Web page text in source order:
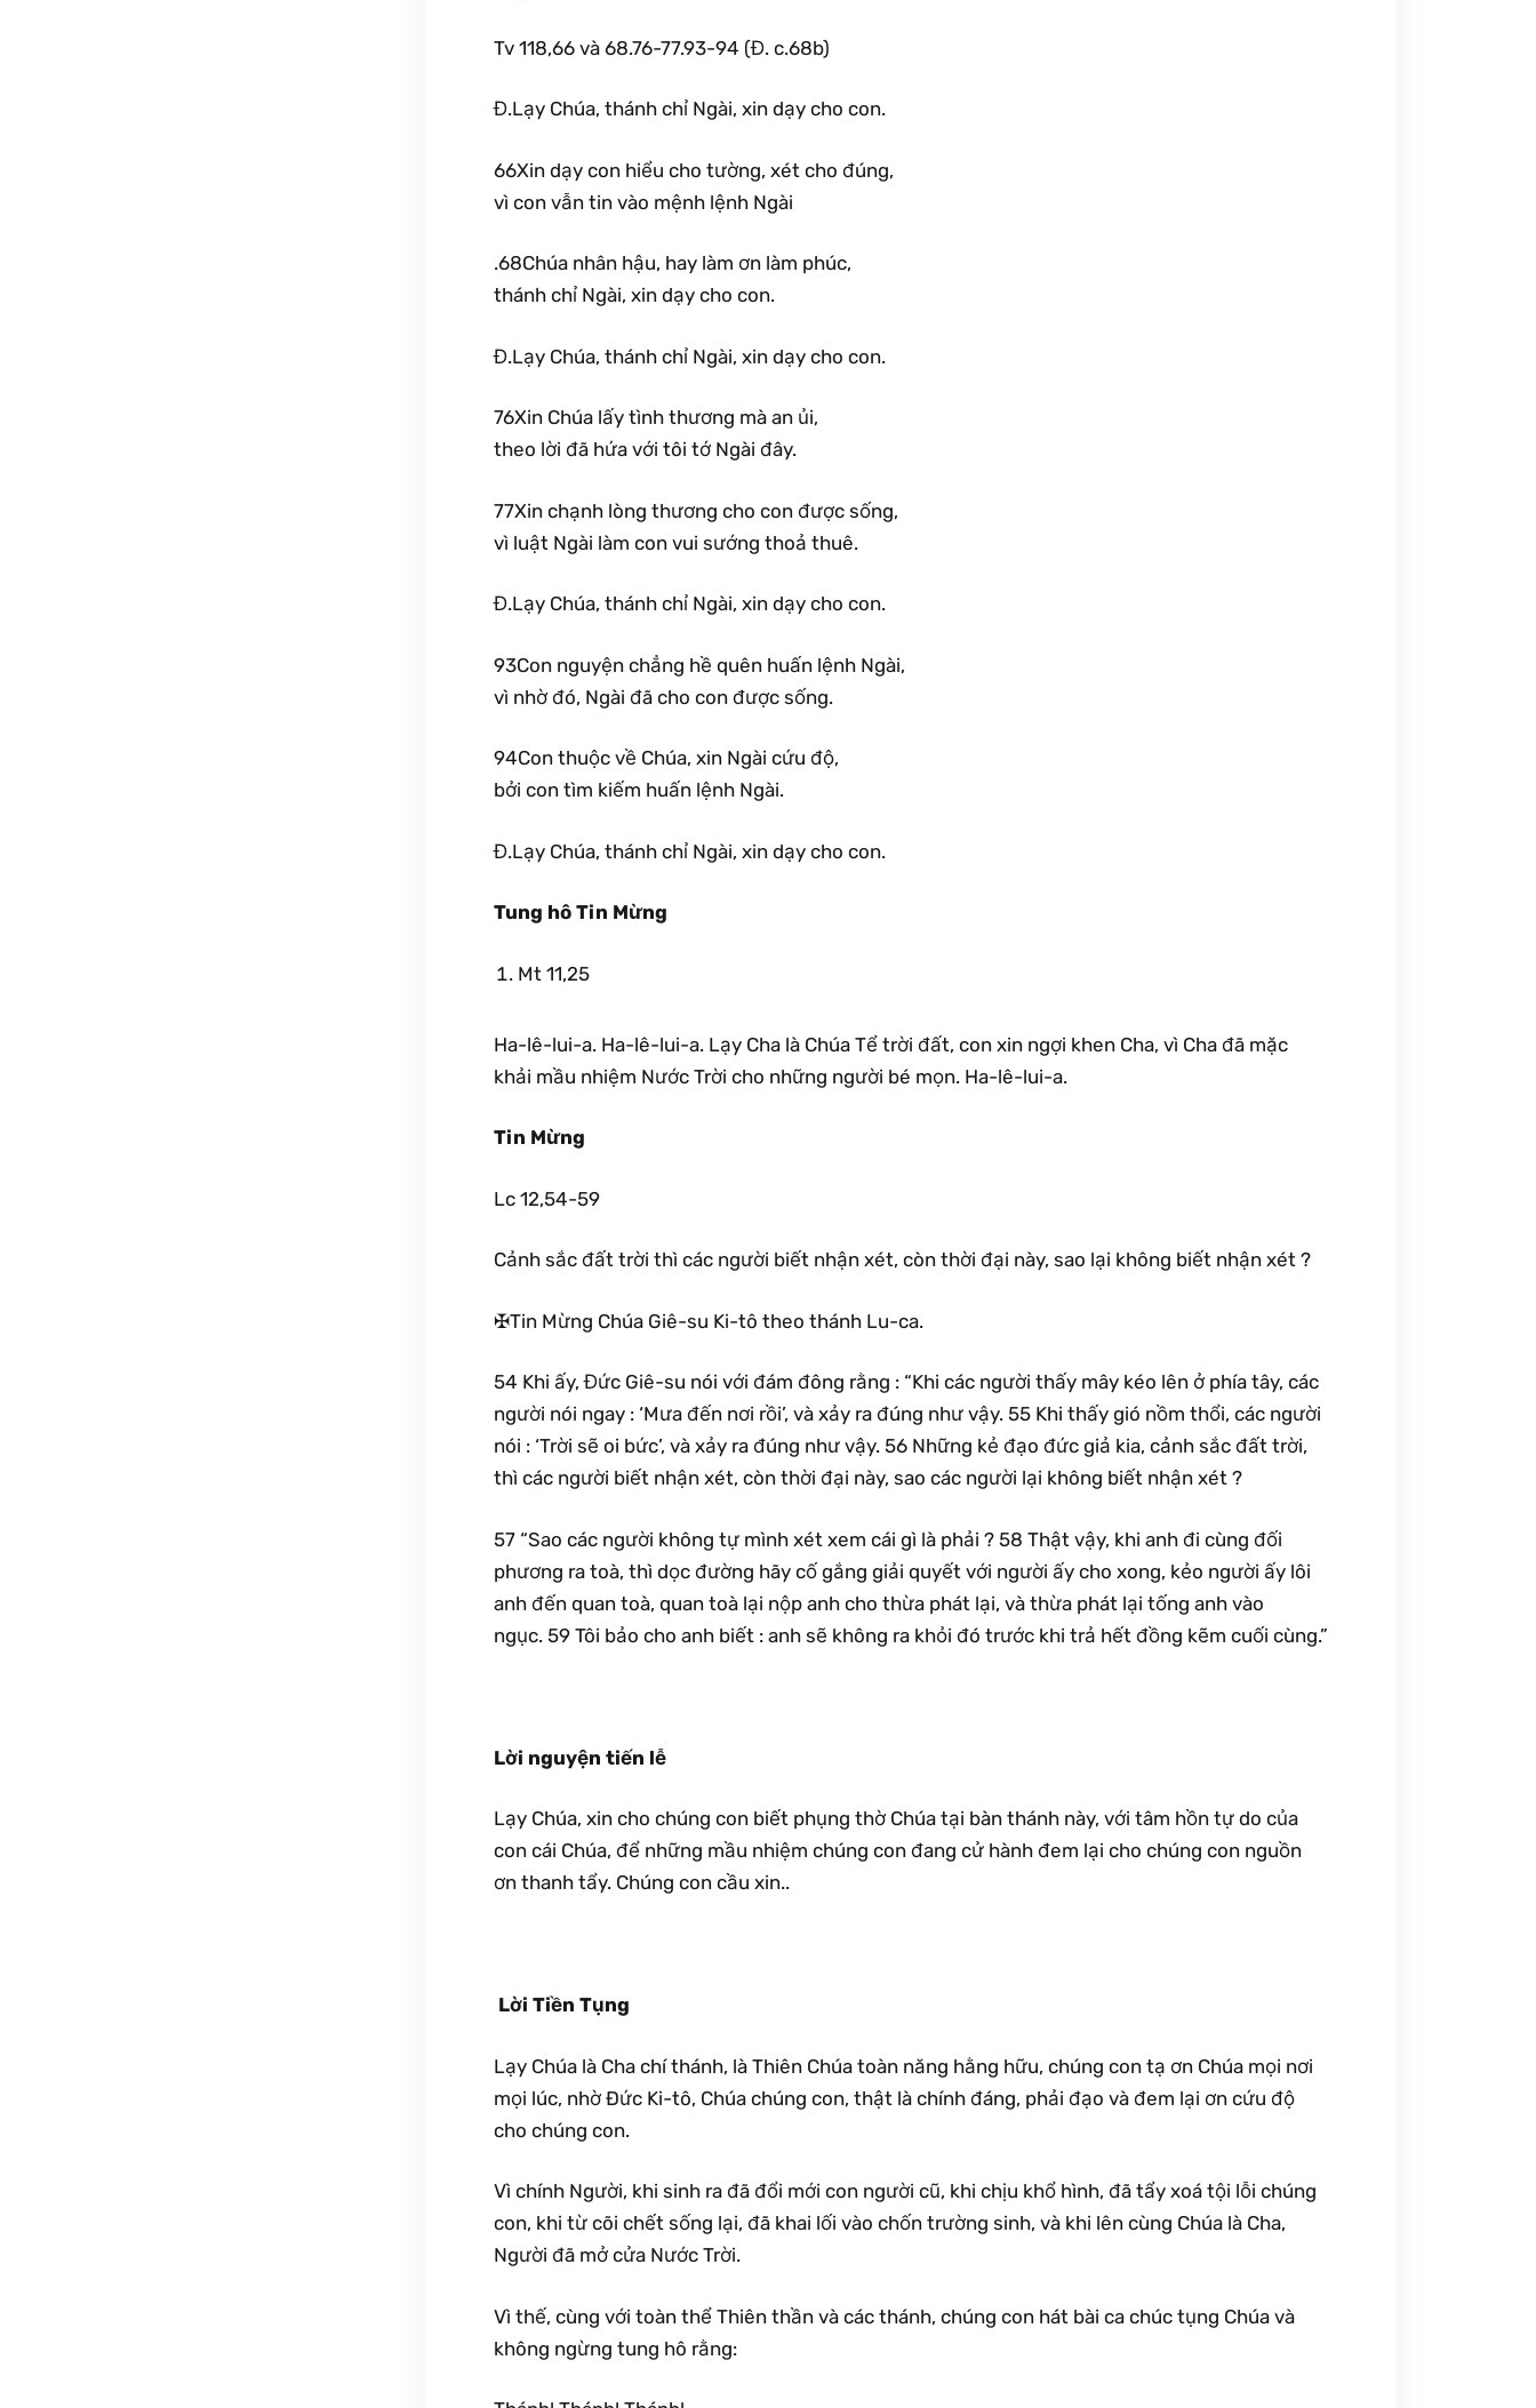
Tv 118,66 và 68.76-77.93-94 (Đ. c.68b)
Đ.Lạy Chúa, thánh chỉ Ngài, xin dạy cho con.
66Xin dạy con hiểu cho tường, xét cho đúng,
vì con vẫn tin vào mệnh lệnh Ngài
.68Chúa nhân hậu, hay làm ơn làm phúc,
thánh chỉ Ngài, xin dạy cho con.
Đ.Lạy Chúa, thánh chỉ Ngài, xin dạy cho con.
76Xin Chúa lấy tình thương mà an ủi,
theo lời đã hứa với tôi tớ Ngài đây.
77Xin chạnh lòng thương cho con được sống,
vì luật Ngài làm con vui sướng thoả thuê.
Đ.Lạy Chúa, thánh chỉ Ngài, xin dạy cho con.
93Con nguyện chẳng hề quên huấn lệnh Ngài,
vì nhờ đó, Ngài đã cho con được sống.
94Con thuộc về Chúa, xin Ngài cứu độ,
bởi con tìm kiếm huấn lệnh Ngài.
Đ.Lạy Chúa, thánh chỉ Ngài, xin dạy cho con.
Tung hô Tin Mừng
Mt 11,25
Ha-lê-lui-a. Ha-lê-lui-a. Lạy Cha là Chúa Tể trời đất, con xin ngợi khen Cha, vì Cha đã mặc
khải mầu nhiệm Nước Trời cho những người bé mọn. Ha-lê-lui-a.
Tin Mừng
Lc 12,54-59
Cảnh sắc đất trời thì các người biết nhận xét, còn thời đại này, sao lại không biết nhận xét ?
✠Tin Mừng Chúa Giê-su Ki-tô theo thánh Lu-ca.
54 Khi ấy, Đức Giê-su nói với đám đông rằng : “Khi các người thấy mây kéo lên ở phía tây, các
người nói ngay : ‘Mưa đến nơi rồi’, và xảy ra đúng như vậy. 55 Khi thấy gió nồm thổi, các người
nói : ‘Trời sẽ oi bức’, và xảy ra đúng như vậy. 56 Những kẻ đạo đức giả kia, cảnh sắc đất trời,
thì các người biết nhận xét, còn thời đại này, sao các người lại không biết nhận xét ?
57 “Sao các người không tự mình xét xem cái gì là phải ? 58 Thật vậy, khi anh đi cùng đối
phương ra toà, thì dọc đường hãy cố gắng giải quyết với người ấy cho xong, kẻo người ấy lôi
anh đến quan toà, quan toà lại nộp anh cho thừa phát lại, và thừa phát lại tống anh vào
ngục. 59 Tôi bảo cho anh biết : anh sẽ không ra khỏi đó trước khi trả hết đồng kẽm cuối cùng.”
Lời nguyện tiến lễ
Lạy Chúa, xin cho chúng con biết phụng thờ Chúa tại bàn thánh này, với tâm hồn tự do của
con cái Chúa, để những mầu nhiệm chúng con đang cử hành đem lại cho chúng con nguồn
ơn thanh tẩy. Chúng con cầu xin..
Lời Tiền Tụng
Lạy Chúa là Cha chí thánh, là Thiên Chúa toàn năng hằng hữu, chúng con tạ ơn Chúa mọi nơi
mọi lúc, nhờ Ðức Ki-tô, Chúa chúng con, thật là chính đáng, phải đạo và đem lại ơn cứu độ
cho chúng con.
Vì chính Người, khi sinh ra đã đổi mới con người cũ, khi chịu khổ hình, đã tẩy xoá tội lỗi chúng
con, khi từ cõi chết sống lại, đã khai lối vào chốn trường sinh, và khi lên cùng Chúa là Cha,
Người đã mở cửa Nước Trời.
Vì thế, cùng với toàn thể Thiên thần và các thánh, chúng con hát bài ca chúc tụng Chúa và
không ngừng tung hô rằng: